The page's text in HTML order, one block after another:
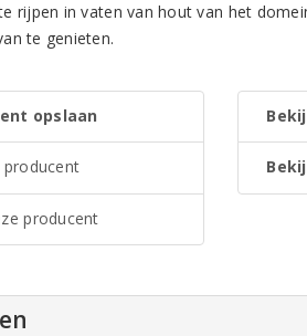
rijpen in vaten van hout van het
te genieten.
opslaan
producent
producent